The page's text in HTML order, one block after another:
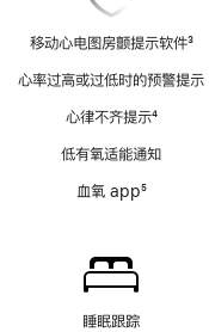
移动心电图房颤提示软件3
心率过高或过低时的预警提示
心律不齐提示4
低有氧适能通知
血氧 app5
睡眠跟踪